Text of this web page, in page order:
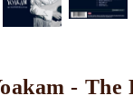
- The